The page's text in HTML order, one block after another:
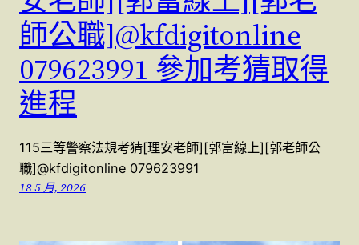
師公職]@kfdigitonline
079623991 參加考猜取得
進程
115三等警察法規考猜[理安老師][郭富線上][郭老師公
職]@kfdigitonline 079623991
18 5 月, 2026